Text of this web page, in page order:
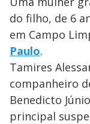
do filho, de 6
em Campo
Paulo.
Tamires
companheiro
Benedicto
principal